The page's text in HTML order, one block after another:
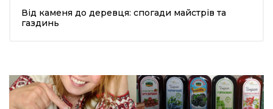
Героям!
Від каменя до деревця: спогади майстрів та
газдинь